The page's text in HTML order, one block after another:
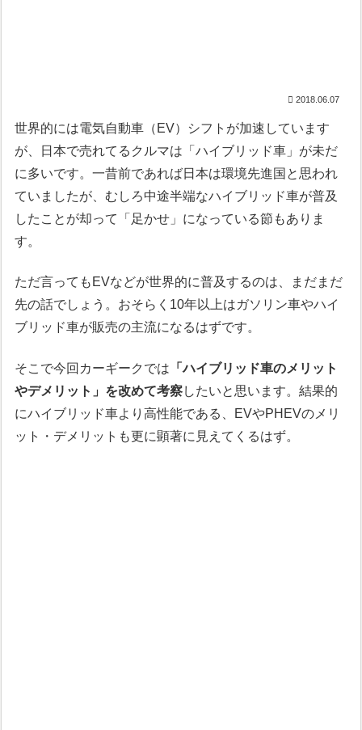
2018.06.07
世界的には電気自動車（EV）シフトが加速しています
が、日本で売れてるクルマは「ハイブリッド車」が未だ
に多いです。一昔前であれば日本は環境先進国と思われ
ていましたが、むしろ中途半端なハイブリッド車が普及
したことが却って「足かせ」になっている節もありま
す。
ただ言ってもEVなどが世界的に普及するのは、まだまだ
先の話でしょう。おそらく10年以上はガソリン車やハイ
ブリッド車が販売の主流になるはずです。
そこで今回カーギークでは 「ハイブリッド車のメリット
やデメリット」を改めて考察したいと思います。結果的
にハイブリッド車より高性能である、EVやPHEVのメリ
ット・デメリットも更に顕著に見えてくるはず。